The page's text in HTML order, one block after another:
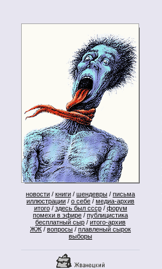
новости / книги / шендевры / письма
иллюстрации / о себе / медиа-архив
итого/ здесь был ссср/ форум
помехи в эфире / публицистика
бесплатный сыр / итого-архив
ЖЖ / вопросы / плавленый сырок
выборы